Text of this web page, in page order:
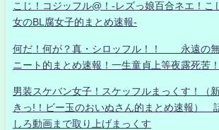
こじ！コジッフル@！-レズっ娘百合ネエ！こ
女のBL腐女子的まとめ速報-
何だ！何が？真・シロッフル！！ 永遠の
ニート的まとめ速報！一生童貞上等夜露死苦！
男装スケバン女子！スケッフルまっくす！（
きっ!！ビー玉のおいぬさん的まとめ速報）
しろ動画まで取り上げまっくす